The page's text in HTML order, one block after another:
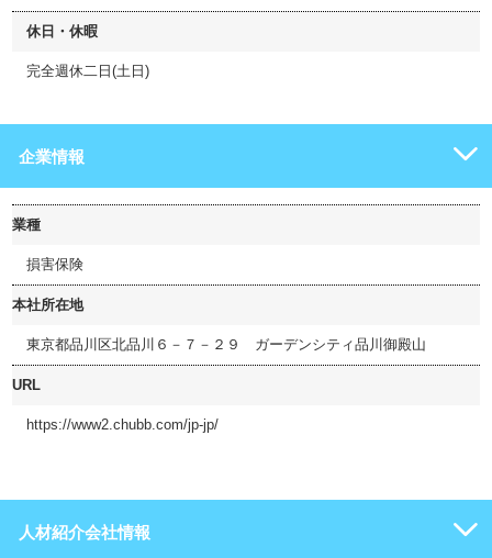
休日・休暇
完全週休二日(土日)
企業情報
業種
損害保険
本社所在地
東京都品川区北品川６－７－２９ ガーデンシティ品川御殿山
URL
https://www2.chubb.com/jp-jp/
人材紹介会社情報